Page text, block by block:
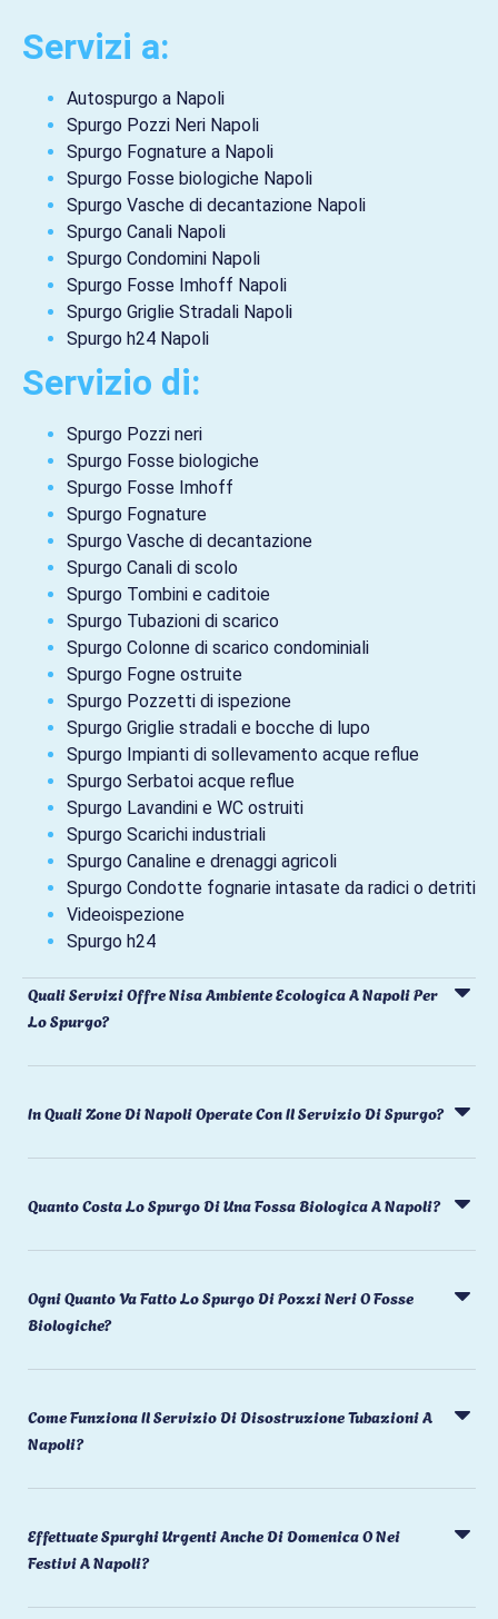
Servizi a:
Autospurgo a Napoli
Spurgo Pozzi Neri Napoli
Spurgo Fognature a Napoli
Spurgo Fosse biologiche Napoli
Spurgo Vasche di decantazione Napoli
Spurgo Canali Napoli
Spurgo Condomini Napoli
Spurgo Fosse Imhoff Napoli
Spurgo Griglie Stradali Napoli
Spurgo h24 Napoli
Servizio di:
Spurgo Pozzi neri
Spurgo Fosse biologiche
Spurgo Fosse Imhoff
Spurgo Fognature
Spurgo Vasche di decantazione
Spurgo Canali di scolo
Spurgo Tombini e caditoie
Spurgo Tubazioni di scarico
Spurgo Colonne di scarico condominiali
Spurgo Fogne ostruite
Spurgo Pozzetti di ispezione
Spurgo Griglie stradali e bocche di lupo
Spurgo Impianti di sollevamento acque reflue
Spurgo Serbatoi acque reflue
Spurgo Lavandini e WC ostruiti
Spurgo Scarichi industriali
Spurgo Canaline e drenaggi agricoli
Spurgo Condotte fognarie intasate da radici o detriti
Videoispezione
Spurgo h24
Quali Servizi Offre Nisa Ambiente Ecologica A Napoli Per
Lo Spurgo?
In Quali Zone Di Napoli Operate Con Il Servizio Di Spurgo?
Quanto Costa Lo Spurgo Di Una Fossa Biologica A Napoli?
Ogni Quanto Va Fatto Lo Spurgo Di Pozzi Neri O Fosse
Biologiche?
Come Funziona Il Servizio Di Disostruzione Tubazioni A
Napoli?
Effettuate Spurghi Urgenti Anche Di Domenica O Nei
Festivi A Napoli?